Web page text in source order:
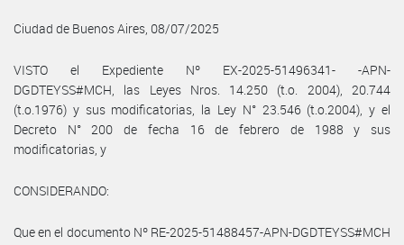
Ciudad de Buenos Aires, 08/07/2025
VISTO el Expediente Nº EX-2025-51496341- -APN-
DGDTEYSS#MCH, las Leyes Nros. 14.250 (t.o. 2004), 20.744
(t.o.1976) y sus modificatorias, la Ley N° 23.546 (t.o.2004), y el
Decreto N° 200 de fecha 16 de febrero de 1988 y sus
modificatorias, y
CONSIDERANDO:
Que en el documento Nº RE-2025-51488457-APN-DGDTEYSS#MCH